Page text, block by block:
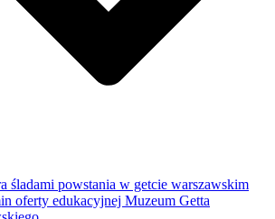
śladami powstania w getcie warszawskim
oferty edukacyjnej Muzeum Getta